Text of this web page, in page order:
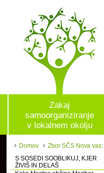
Zakaj
samoorganiziranje
v lokalnem okolju
Domov
Zbor SČS Nova
S SOSEDI SOOBLIKUJ, KJER
ŽIVIŠ IN DELAŠ